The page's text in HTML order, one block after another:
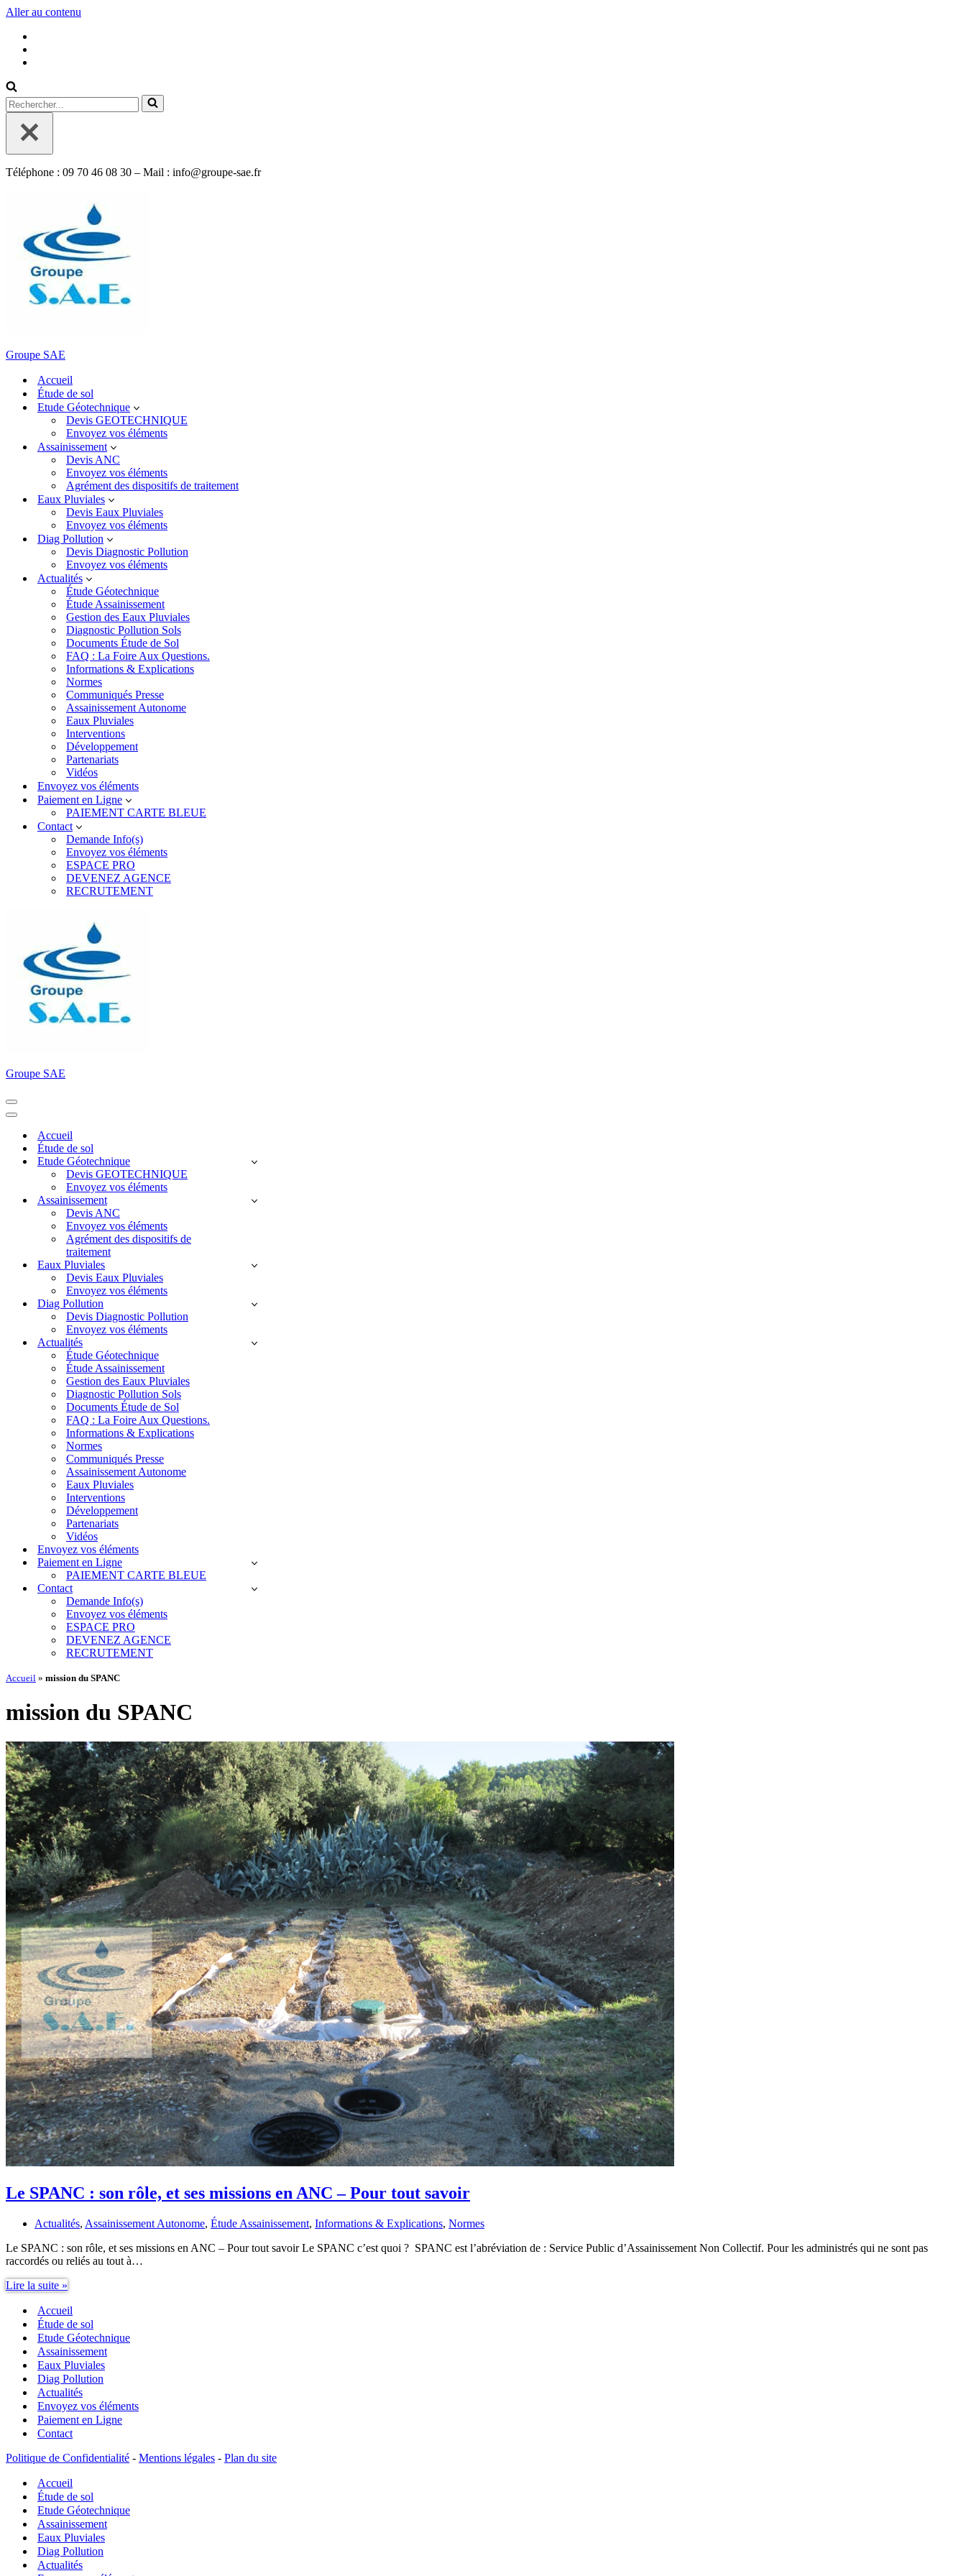
Aller au contenu
Rechercher...
Téléphone : 09 70 46 08 30 – Mail : info@groupe-sae.fr
Groupe SAE
Accueil
Étude de sol
Etude Géotechnique
Devis GEOTECHNIQUE
Envoyez vos éléments
Assainissement
Devis ANC
Envoyez vos éléments
Agrément des dispositifs de traitement
Eaux Pluviales
Devis Eaux Pluviales
Envoyez vos éléments
Diag Pollution
Devis Diagnostic Pollution
Envoyez vos éléments
Actualités
Étude Géotechnique
Étude Assainissement
Gestion des Eaux Pluviales
Diagnostic Pollution Sols
Documents Étude de Sol
FAQ : La Foire Aux Questions.
Informations & Explications
Normes
Communiqués Presse
Assainissement Autonome
Eaux Pluviales
Interventions
Développement
Partenariats
Vidéos
Envoyez vos éléments
Paiement en Ligne
PAIEMENT CARTE BLEUE
Contact
Demande Info(s)
Envoyez vos éléments
ESPACE PRO
DEVENEZ AGENCE
RECRUTEMENT
Groupe SAE
Menu
de
Menu
navigationAccueil
Étude de sol
Etude Géotechnique
Devis GEOTECHNIQUE
Envoyez vos éléments
Assainissement
Devis ANC
Envoyez vos éléments
Agrément des dispositifs de
traitement
Eaux Pluviales
Devis Eaux Pluviales
Envoyez vos éléments
Diag Pollution
Devis Diagnostic Pollution
Envoyez vos éléments
Actualités
Étude Géotechnique
Étude Assainissement
Gestion des Eaux Pluviales
Diagnostic Pollution Sols
Documents Étude de Sol
FAQ : La Foire Aux Questions.
Informations & Explications
Normes
Communiqués Presse
Assainissement Autonome
Eaux Pluviales
Interventions
Développement
Partenariats
Vidéos
Envoyez vos éléments
Paiement en Ligne
PAIEMENT CARTE BLEUE
Contact
Demande Info(s)
Envoyez vos éléments
ESPACE PRO
DEVENEZ AGENCE
RECRUTEMENT
Accueil » mission du SPANC
mission du SPANC
Le SPANC : son rôle, et ses missions en ANC – Pour tout savoir
Actualités, Assainissement Autonome, Étude Assainissement, Informations & Explications, Normes
Le SPANC : son rôle, et ses missions en ANC – Pour tout savoir Le SPANC c’est quoi ? SPANC est l’abréviation de : Service Public d’Assainissement Non Collectif. Pour les administrés qui ne sont pas
raccordés ou reliés au tout à…
Lire la suite »
:
son
rôle,
et
ses
missions
en
ANC
–
Pour
tout
savoir
Accueil
Étude de sol
Etude Géotechnique
Assainissement
Eaux Pluviales
Diag Pollution
Actualités
Envoyez vos éléments
Paiement en Ligne
Contact
Politique de Confidentialité - Mentions légales - Plan du site
Accueil
Étude de sol
Etude Géotechnique
Assainissement
Eaux Pluviales
Diag Pollution
Actualités